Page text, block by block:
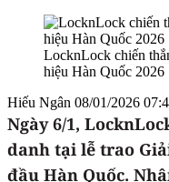
LocknLock chiến
hiệu Hàn Quốc 2026
Hiếu Ngân 08/01/2026
Ngày 6/1,
danh tại lễ trao
đầu Hàn Quốc.